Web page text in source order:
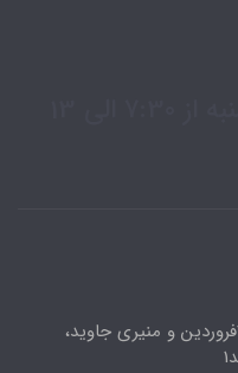
تهران، خیابان انقلاب ، بین 12فروردین و منیری جاوید،